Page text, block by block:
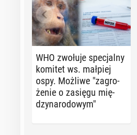
WHO zwołuje spe­cjal­ny
komitet ws. małpiej
ospy. Możliwe "za­gro­
że­nie o zasięgu mię­
dzy­na­ro­do­wym"